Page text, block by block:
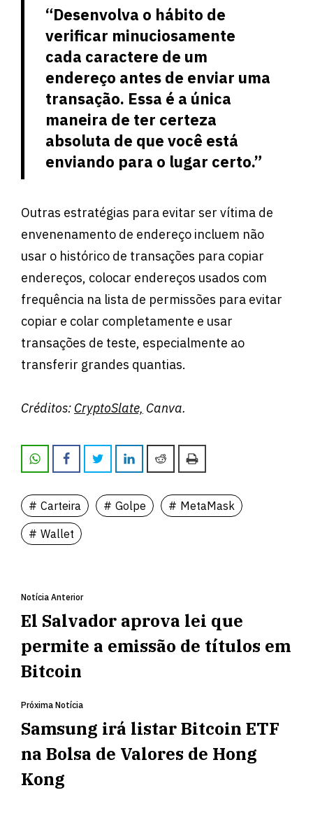
“Desenvolva o hábito de
verificar minuciosamente
cada caractere de um
endereço antes de enviar uma
transação. Essa é a única
maneira de ter certeza
absoluta de que você está
enviando para o lugar certo.”
Outras estratégias para evitar ser vítima de
envenenamento de endereço incluem não
usar o histórico de transações para copiar
endereços, colocar endereços usados ​​com
frequência na lista de permissões para evitar
copiar e colar completamente e usar
transações de teste, especialmente ao
transferir grandes quantias.
Créditos: CryptoSlate, Canva.
Carteira Golpe
MetaMask
Wallet
Notícia Anterior
El Salvador aprova lei que
permite a emissão de títulos em
Bitcoin
Próxima Notícia
Samsung irá listar Bitcoin ETF
na Bolsa de Valores de Hong
Kong